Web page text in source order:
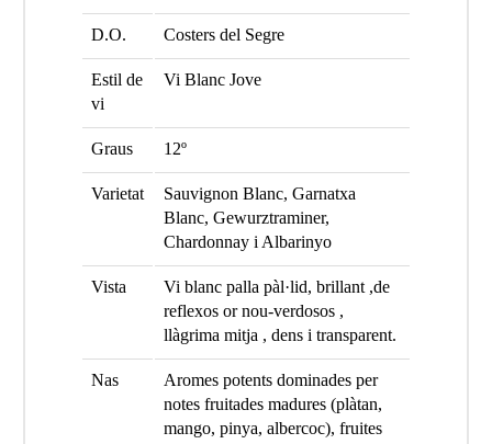
D.O. Costers del Segre
Estil de
vi
Vi Blanc Jove
Graus 12º
Varietat
Sauvignon Blanc, Garnatxa
Blanc, Gewurztraminer,
Chardonnay i Albarinyo
Vista
Vi blanc palla pàl·lid, brillant ,de
reflexos or nou-verdosos ,
llàgrima mitja , dens i transparent.
Nas
Aromes potents dominades per
notes fruitades madures (plàtan,
mango, pinya, albercoc), fruites